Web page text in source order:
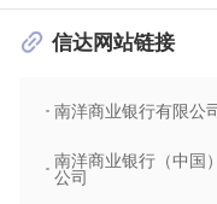
信达网站链接
南洋商业银行有限公
南洋商业银行（中国
公司